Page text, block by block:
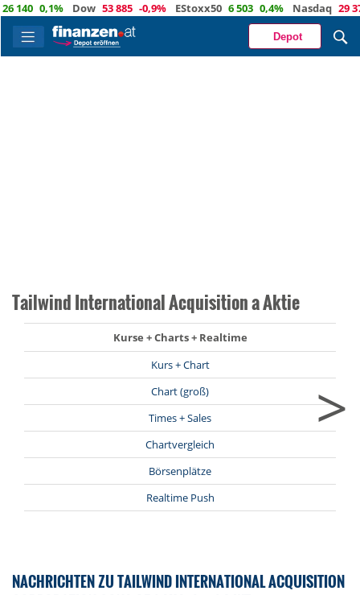
0,1% Dow 53 885 -0,9% EStoxx50 6 503 0,4% Nasdaq 29 373 -
Depot
Tailwind International Acquisition a Aktie
Kurse + Charts + Realtime
Kurs + Chart
Chart (groß)
Times + Sales
Chartvergleich
Börsenplätze
Realtime Push
>
NACHRICHTEN ZU TAILWIND INTERNATIONAL ACQUISITION